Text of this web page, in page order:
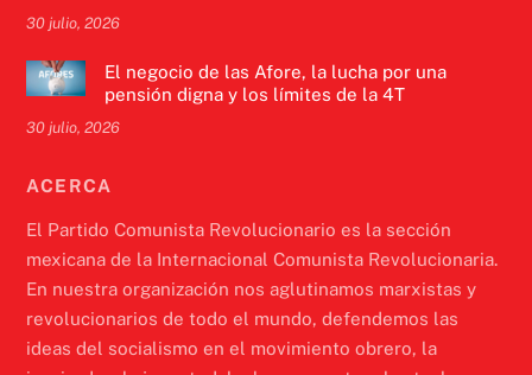
30 julio, 2026
El negocio de las Afore, la lucha por una
pensión digna y los límites de la 4T
30 julio, 2026
ACERCA
El Partido Comunista Revolucionario es la sección
mexicana de la Internacional Comunista Revolucionaria.
En nuestra organización nos aglutinamos marxistas y
revolucionarios de todo el mundo, defendemos las
ideas del socialismo en el movimiento obrero, la